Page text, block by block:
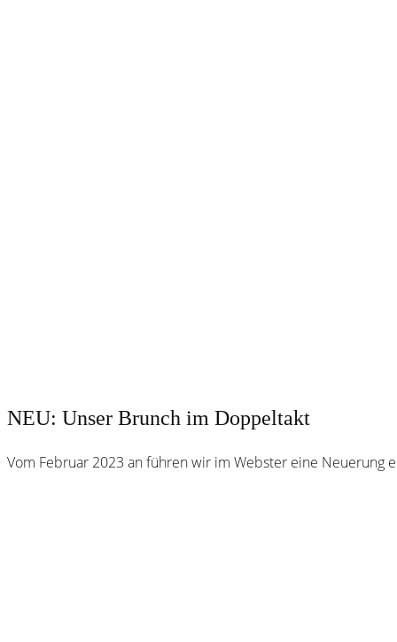
NEU: Unser Brunch im Doppeltakt
Vom Februar 2023 an führen wir im Webster eine